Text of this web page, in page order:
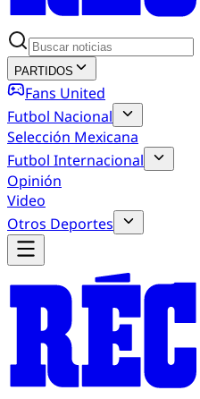
PARTIDOS
Fans United
Futbol Nacional
Selección Mexicana
Futbol Internacional
Opinión
Video
Otros Deportes